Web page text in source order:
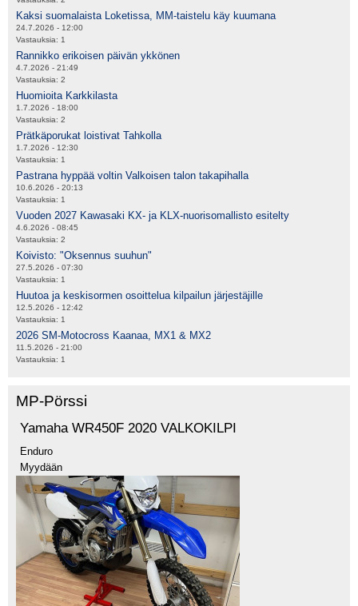
Kaksi suomalaista Loketissa, MM-taistelu käy kuumana
24.7.2026 - 12:00
Vastauksia: 1
Rannikko erikoisen päivän ykkönen
4.7.2026 - 21:49
Vastauksia: 2
Huomioita Karkkilasta
1.7.2026 - 18:00
Vastauksia: 2
Prätkäporukat loistivat Tahkolla
1.7.2026 - 12:30
Vastauksia: 1
Pastrana hyppää voltin Valkoisen talon takapihalla
10.6.2026 - 20:13
Vastauksia: 1
Vuoden 2027 Kawasaki KX- ja KLX-nuorisomallisto esitelty
4.6.2026 - 08:45
Vastauksia: 2
Koivisto: "Oksennus suuhun"
27.5.2026 - 07:30
Vastauksia: 1
Huutoa ja keskisormen osoittelua kilpailun järjestäjille
12.5.2026 - 12:42
Vastauksia: 1
2026 SM-Motocross Kaanaa, MX1 & MX2
11.5.2026 - 21:00
Vastauksia: 1
MP-Pörssi
Yamaha WR450F 2020 VALKOKILPI
Enduro
Myydään